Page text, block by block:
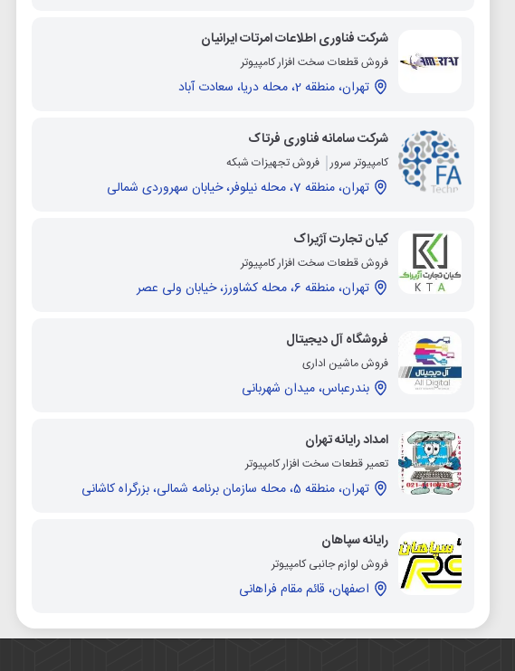
شرکت فناوری اطلاعات امرتات ایرانیان
فروش قطعات سخت افزار کامپیوتر
تهران، منطقه 2، محله دریا، سعادت آباد
شرکت سامانه فناوری فرتاک
کامپیوتر سرور فروش تجهیزات شبکه
تهران، منطقه 7، محله نیلوفر، خیابان سهروردی شمالی
کیان تجارت آژیراک
فروش قطعات سخت افزار کامپیوتر
تهران، منطقه 6، محله کشاورز، خیابان ولی عصر
فروشگاه آل دیجیتال
فروش ماشین اداری
بندرعباس، میدان شهربانی
امداد رایانه تهران
تعمیر قطعات سخت افزار کامپیوتر
تهران، منطقه 5، محله سازمان برنامه شمالی، بزرگراه کاشانی
رایانه سپاهان
فروش لوازم جانبی کامپیوتر
اصفهان، قائم مقام فراهانی